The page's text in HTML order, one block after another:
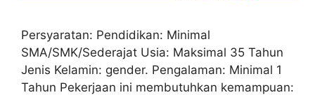
Persyaratan: Pendidikan: Minimal
SMA/SMK/Sederajat Usia: Maksimal 35 Tahun
Jenis Kelamin: gender. Pengalaman: Minimal 1
Tahun Pekerjaan ini membutuhkan kemampuan: